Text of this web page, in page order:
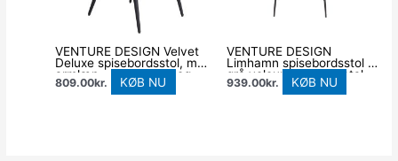
VENTURE DESIGN Velvet
Deluxe spisebordsstol, m.
armlæn – sort velour og
sort metal
809.00kr. KØB NU
VENTURE DESIGN
Limhamn spisebordsstol –
grå velour og sort metal
939.00kr. KØB NU